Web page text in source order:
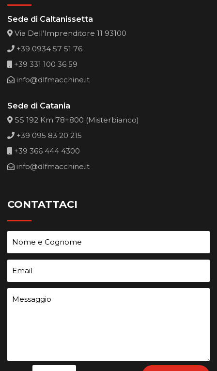
Sede di Caltanissetta
Via Dell'Imprenditore 11 93100
+39 0934 57 51 76
+39 331 100 36 59
info@dlfmacchine.it
Sede di Catania
SS 192 Km 78+800 (Misterbianco)
+39 095 83 20 215
+39 366 444 4300
info@dlfmacchine.it
CONTATTACI